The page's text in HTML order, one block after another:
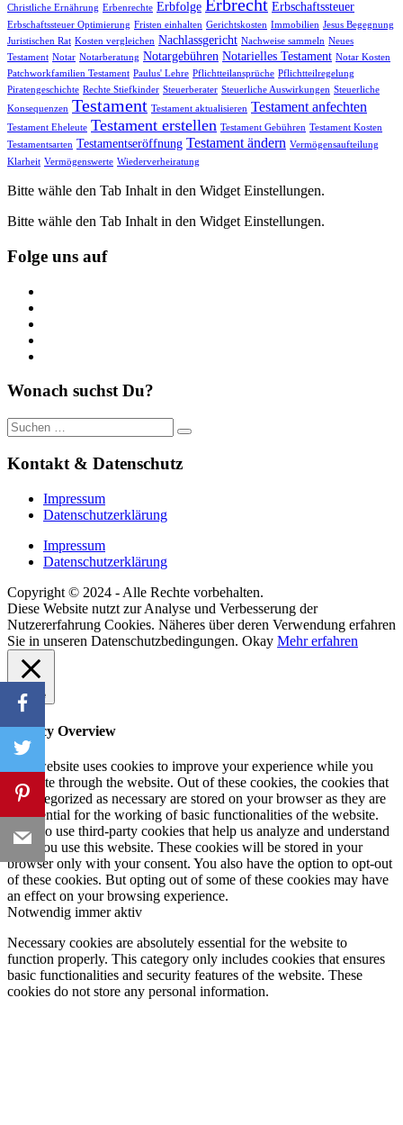
Christliche Ernährung Erbenrechte Erbfolge Erbrecht Erbschaftssteuer
Erbschaftssteuer Optimierung Fristen einhalten Gerichtskosten Immobilien Jesus Begegnung
Juristischen Rat Kosten vergleichen Nachlassgericht Nachweise sammeln Neues
Testament Notar Notarberatung Notargebühren Notarielles Testament Notar Kosten
Patchworkfamilien Testament Paulus' Lehre Pflichtteilansprüche Pflichtteilregelung
Piratengeschichte Rechte Stiefkinder Steuerberater Steuerliche Auswirkungen Steuerliche
Konsequenzen Testament Testament aktualisieren Testament anfechten
Testament Eheleute Testament erstellen Testament Gebühren Testament Kosten
Testamentsarten Testamentseröffnung Testament ändern Vermögensaufteilung
Klarheit Vermögenswerte Wiederverheiratung
Bitte wähle den Tab Inhalt in den Widget Einstellungen.
Bitte wähle den Tab Inhalt in den Widget Einstellungen.
Folge uns auf
Wonach suchst Du?
Suche
nach:
Kontakt & Datenschutz
Impressum
Datenschutzerklärung
Impressum
Datenschutzerklärung
Copyright © 2024 - Alle Rechte vorbehalten.
Diese Website nutzt zur Analyse und Verbesserung der
Nutzererfahrung Cookies. Näheres über deren Verwendung erfahren
Sie in unseren Datenschutzbedingungen. Okay Mehr erfahren
Close
Privacy Overview
This website uses cookies to improve your experience while you
navigate through the website. Out of these cookies, the cookies that
are categorized as necessary are stored on your browser as they are
as essential for the working of basic functionalities of the website.
We also use third-party cookies that help us analyze and understand
how you use this website. These cookies will be stored in your
browser only with your consent. You also have the option to opt-out
of these cookies. But opting out of some of these cookies may have
an effect on your browsing experience.
Notwendig immer aktiv
Necessary cookies are absolutely essential for the website to
function properly. This category only includes cookies that ensures
basic functionalities and security features of the website. These
cookies do not store any personal information.